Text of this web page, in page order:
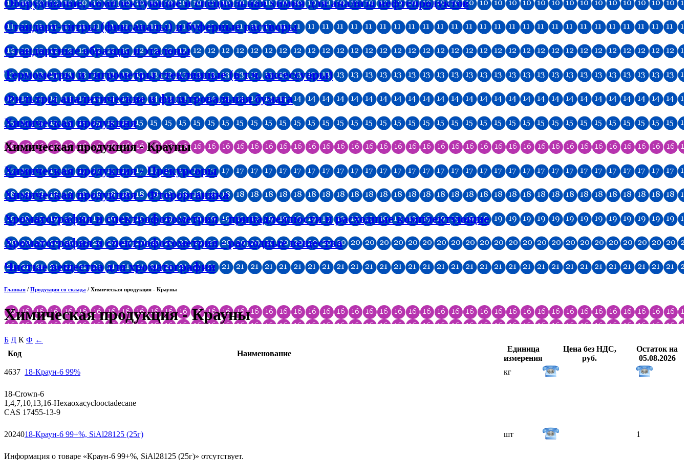
Оборудование, комплектующие и специальная химия для анализа нефтепродуктов
Стандарт-титры (фиксаналы) и буферные растворы
Стандартные образцы и эталоны
Термометры и гигрометры стеклянные (в т.ч. аксессуары)
Фильтры аналитические и фильтровальная бумага
Химическая продукция
Химическая продукция - Крауны
Химическая продукция - Прекурсоры
Химическая продукция - Фторорганика
Хроматография и спектрофотометрия - принадлежности и расходные комплектующие
Хроматография и спектрофотометрия - расходные вещества
Чистые вещества для хроматографии
Главная / Продукция со склада / Химическая продукция - Крауны
Химическая продукция - Крауны
Б Д К Ф ←
Код
Наименование
Единица
измерения
Цена без НДС,
руб.
Остаток на
05.08.2026
4637 18-Краун-6 99% кг
18-Crown-6
1,4,7,10,13,16-Hexaoxacyclooctadecane
CAS 17455-13-9
2024018-Краун-6 99+%, SiAl28125 (25г) шт 1
Информация о товаре «Краун-6 99+%, SiAl28125 (25г)» отсутствует.